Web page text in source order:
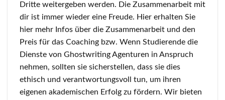
Dritte weitergeben werden. Die Zusammenarbeit mit
dir ist immer wieder eine Freude. Hier erhalten Sie
hier mehr Infos über die Zusammenarbeit und den
Preis für das Coaching bzw. Wenn Studierende die
Dienste von Ghostwriting Agenturen in Anspruch
nehmen, sollten sie sicherstellen, dass sie dies
ethisch und verantwortungsvoll tun, um ihren
eigenen akademischen Erfolg zu fördern. Wir bieten